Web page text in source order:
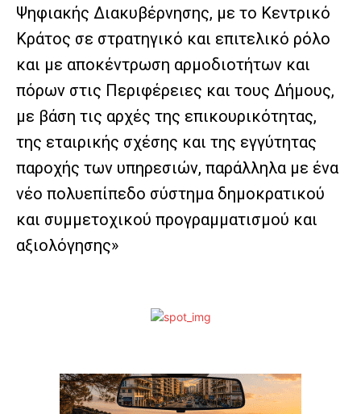
Ψηφιακής Διακυβέρνησης, με το Κεντρικό
Κράτος σε στρατηγικό και επιτελικό ρόλο
και με αποκέντρωση αρμοδιοτήτων και
πόρων στις Περιφέρειες και τους Δήμους,
με βάση τις αρχές της επικουρικότητας,
της εταιρικής σχέσης και της εγγύτητας
παροχής των υπηρεσιών, παράλληλα με ένα
νέο πολυεπίπεδο σύστημα δημοκρατικού
και συμμετοχικού προγραμματισμού και
αξιολόγησης»